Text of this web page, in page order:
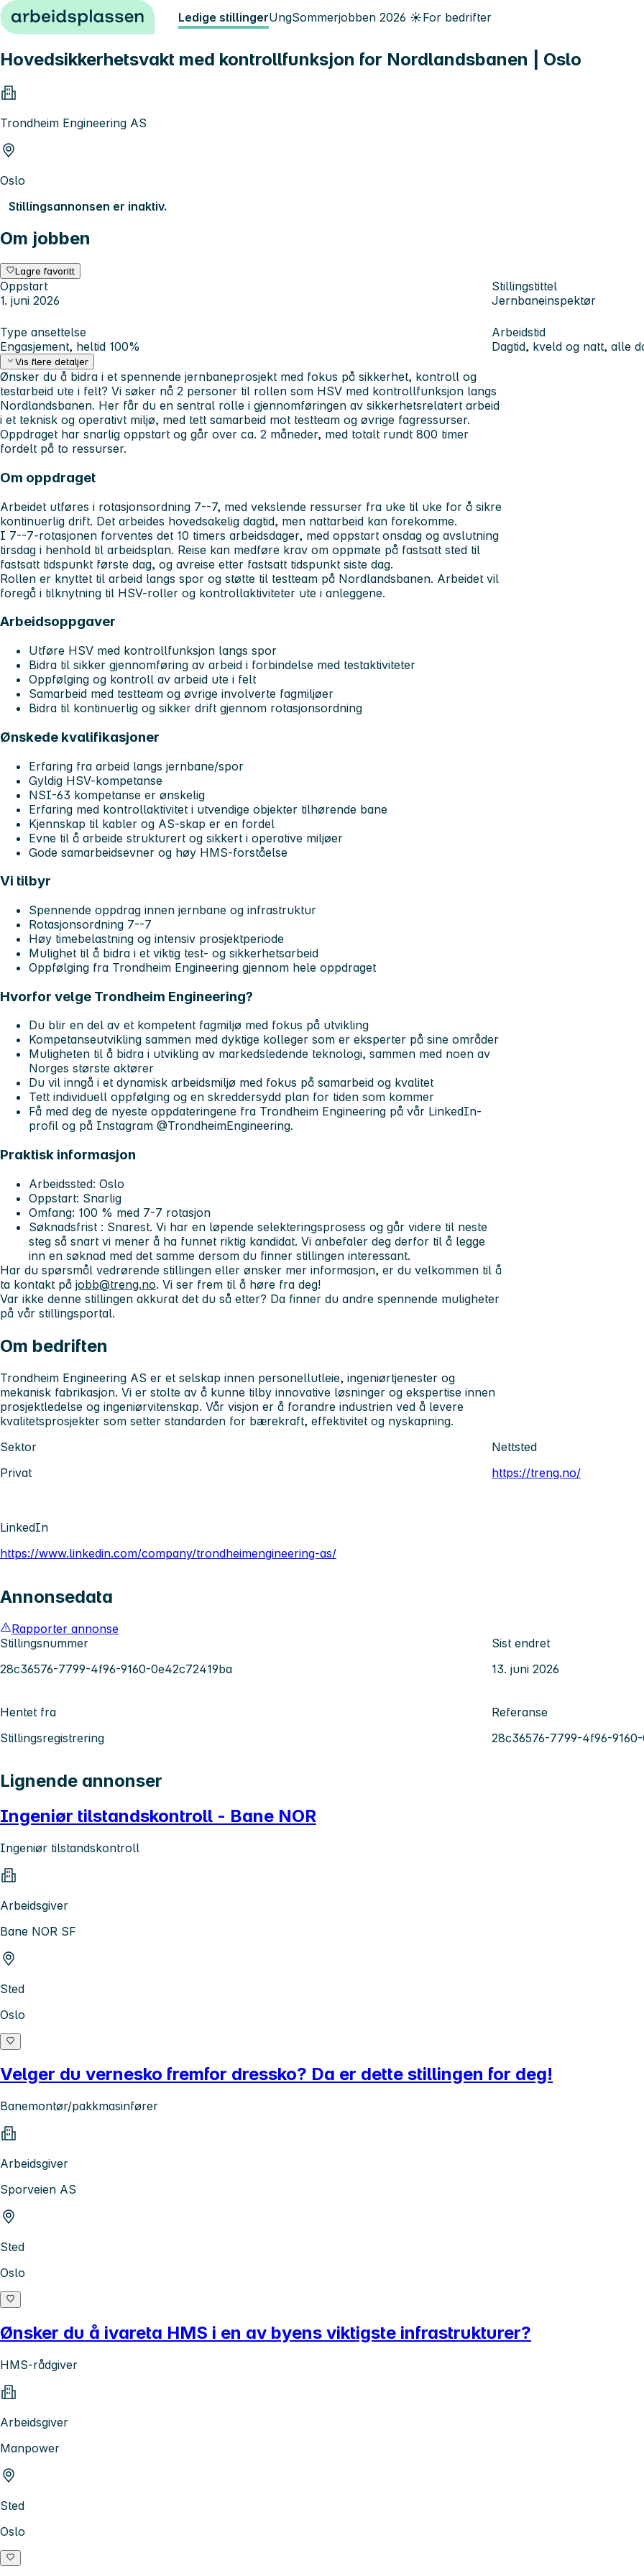
Hopp til innhold Ledige stillingerUngSommerjobben 2026 ☀️For bedrifter
Hovedsikkerhetsvakt med kontrollfunksjon for Nordlandsbanen | Oslo
Trondheim Engineering AS
Oslo
Stillingsannonsen er inaktiv.
Om jobben
Lagre favoritt
Oppstart
1. juni 2026
Stillingstittel
Jernbaneinspektør
Type ansettelse
Engasjement, heltid 100%
Arbeidstid
Dagtid, kveld og natt, alle
Vis flere detaljer
Ønsker du å bidra i et spennende jernbaneprosjekt med fokus på sikkerhet, kontroll og
testarbeid ute i felt? Vi søker nå 2 personer til rollen som HSV med kontrollfunksjon langs
Nordlandsbanen. Her får du en sentral rolle i gjennomføringen av sikkerhetsrelatert arbeid
i et teknisk og operativt miljø, med tett samarbeid mot testteam og øvrige fagressurser.
Oppdraget har snarlig oppstart og går over ca. 2 måneder, med totalt rundt 800 timer
fordelt på to ressurser.
Om oppdraget
Arbeidet utføres i rotasjonsordning 7--7, med vekslende ressurser fra uke til uke for å sikre
kontinuerlig drift. Det arbeides hovedsakelig dagtid, men nattarbeid kan forekomme.
I 7--7-rotasjonen forventes det 10 timers arbeidsdager, med oppstart onsdag og avslutning
tirsdag i henhold til arbeidsplan. Reise kan medføre krav om oppmøte på fastsatt sted til
fastsatt tidspunkt første dag, og avreise etter fastsatt tidspunkt siste dag.
Rollen er knyttet til arbeid langs spor og støtte til testteam på Nordlandsbanen. Arbeidet vil
foregå i tilknytning til HSV-roller og kontrollaktiviteter ute i anleggene.
Arbeidsoppgaver
Utføre HSV med kontrollfunksjon langs spor
Bidra til sikker gjennomføring av arbeid i forbindelse med testaktiviteter
Oppfølging og kontroll av arbeid ute i felt
Samarbeid med testteam og øvrige involverte fagmiljøer
Bidra til kontinuerlig og sikker drift gjennom rotasjonsordning
Ønskede kvalifikasjoner
Erfaring fra arbeid langs jernbane/spor
Gyldig HSV-kompetanse
NSI-63 kompetanse er ønskelig
Erfaring med kontrollaktivitet i utvendige objekter tilhørende bane
Kjennskap til kabler og AS-skap er en fordel
Evne til å arbeide strukturert og sikkert i operative miljøer
Gode samarbeidsevner og høy HMS-forståelse
Vi tilbyr
Spennende oppdrag innen jernbane og infrastruktur
Rotasjonsordning 7--7
Høy timebelastning og intensiv prosjektperiode
Mulighet til å bidra i et viktig test- og sikkerhetsarbeid
Oppfølging fra Trondheim Engineering gjennom hele oppdraget
Hvorfor velge Trondheim Engineering?
Du blir en del av et kompetent fagmiljø med fokus på utvikling
Kompetanseutvikling sammen med dyktige kolleger som er eksperter på sine områder
Muligheten til å bidra i utvikling av markedsledende teknologi, sammen med noen av
Norges største aktører
Du vil inngå i et dynamisk arbeidsmiljø med fokus på samarbeid og kvalitet
Tett individuell oppfølging og en skreddersydd plan for tiden som kommer
Få med deg de nyeste oppdateringene fra Trondheim Engineering på vår LinkedIn-
profil og på Instagram @TrondheimEngineering.
Praktisk informasjon
Arbeidssted: Oslo
Oppstart: Snarlig
Omfang: 100 % med 7-7 rotasjon
Søknadsfrist : Snarest. Vi har en løpende selekteringsprosess og går videre til neste
steg så snart vi mener å ha funnet riktig kandidat. Vi anbefaler deg derfor til å legge
inn en søknad med det samme dersom du finner stillingen interessant.
Har du spørsmål vedrørende stillingen eller ønsker mer informasjon, er du velkommen til å
ta kontakt på jobb@treng.no. Vi ser frem til å høre fra deg!
Var ikke denne stillingen akkurat det du så etter? Da finner du andre spennende muligheter
på vår stillingsportal.
Om bedriften
Trondheim Engineering AS er et selskap innen personellutleie, ingeniørtjenester og
mekanisk fabrikasjon. Vi er stolte av å kunne tilby innovative løsninger og ekspertise innen
prosjektledelse og ingeniørvitenskap. Vår visjon er å forandre industrien ved å levere
kvalitetsprosjekter som setter standarden for bærekraft, effektivitet og nyskapning.
Sektor
Privat
Nettsted
https://treng.no/
LinkedIn
https://www.linkedin.com/company/trondheimengineering-as/
Annonsedata
Rapporter annonse
Stillingsnummer
28c36576-7799-4f96-9160-0e42c72419ba
Sist endret
13. juni 2026
Hentet fra
Stillingsregistrering
Referanse
28c36576-7799-4f96-
Lignende annonser
Ingeniør tilstandskontroll - Bane NOR
Ingeniør tilstandskontroll
Arbeidsgiver
Bane NOR SF
Sted
Oslo
Velger du vernesko fremfor dressko? Da er dette stillingen for deg!
Banemontør/pakkmasinfører
Arbeidsgiver
Sporveien AS
Sted
Oslo
Ønsker du å ivareta HMS i en av byens viktigste infrastrukturer?
HMS-rådgiver
Arbeidsgiver
Manpower
Sted
Oslo